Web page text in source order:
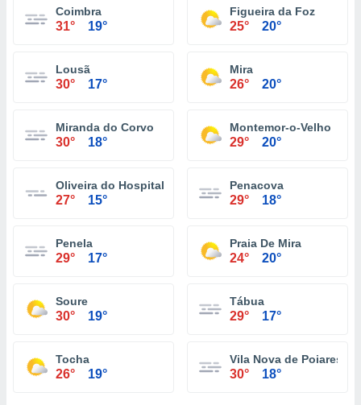
Coimbra
31° 19°
Figueira da Foz
25° 20°
Lousã
30° 17°
Mira
26° 20°
Miranda do Corvo
30° 18°
Montemor-o-Velho
29° 20°
Oliveira do Hospital
27° 15°
Penacova
29° 18°
Penela
29° 17°
Praia De Mira
24° 20°
Soure
30° 19°
Tábua
29° 17°
Tocha
26° 19°
Vila Nova de Poiares
30° 18°